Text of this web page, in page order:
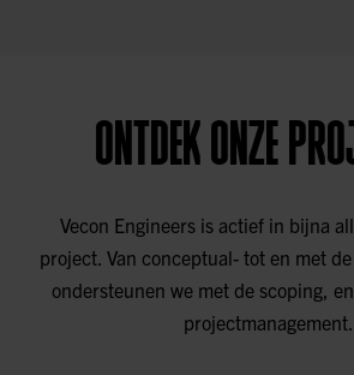
ONTDEK ONZE
Vecon Engineers is actief in bijna
project. Van conceptual- tot en met
ondersteunen we met de scoping,
projectmanagement.